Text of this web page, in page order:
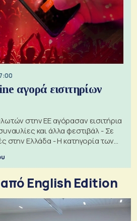
αγορά εισιτηρίων
στην ΕΕ αγόρασαν εισιτήρια
και άλλα φεστιβάλ - Σε
στην Ελλάδα - Η κατηγορία των
English Edition